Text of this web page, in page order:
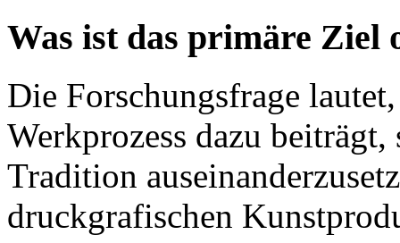
Was ist das primäre Ziel
Die Forschungsfrage
Werkprozess dazu
Tradition
druckgrafischen